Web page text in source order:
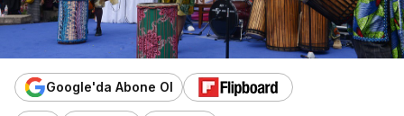
Google'da Abone Ol